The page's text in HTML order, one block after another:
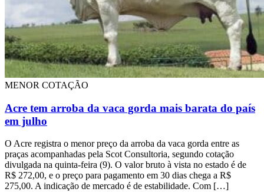
MENOR COTAÇÃO
Acre tem arroba da vaca gorda mais barata do país
em julho
O Acre registra o menor preço da arroba da vaca gorda entre as
praças acompanhadas pela Scot Consultoria, segundo cotação
divulgada na quinta-feira (9). O valor bruto à vista no estado é de
R$ 272,00, e o preço para pagamento em 30 dias chega a R$
275,00. A indicação de mercado é de estabilidade. Com […]